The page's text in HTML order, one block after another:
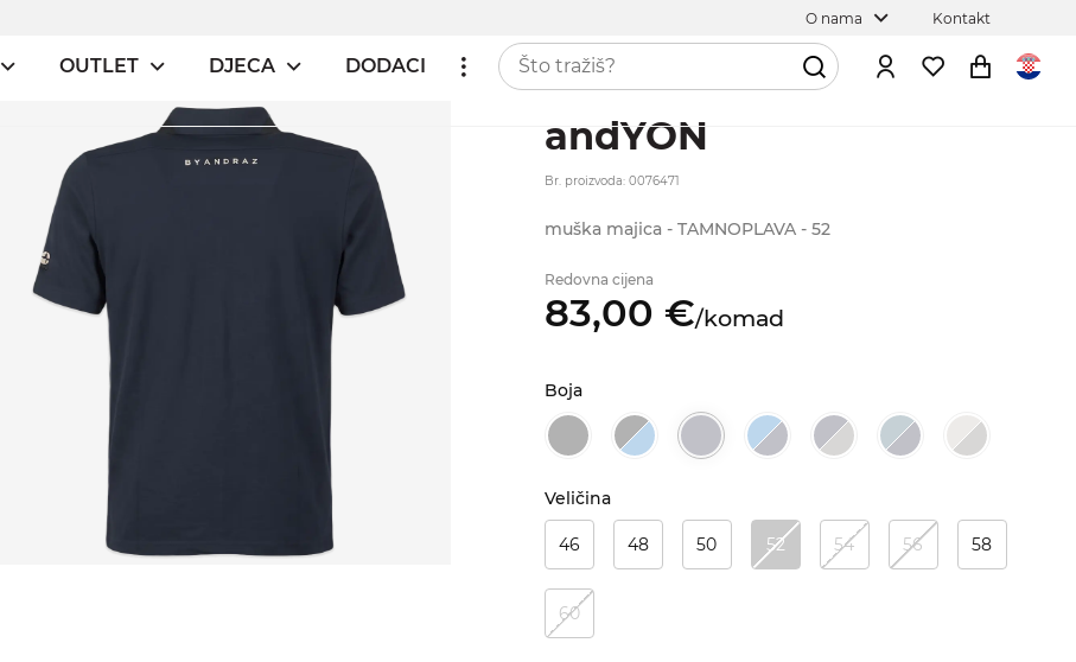
O nama Kontakt
OUTLET DJECA DODACI
andYON
Br. proizvoda: 0076471
muška majica - TAMNOPLAVA - 52
Redovna cijena
83,00 €/komad
Boja
Veličina
46 48 50 52 54 56 58
60